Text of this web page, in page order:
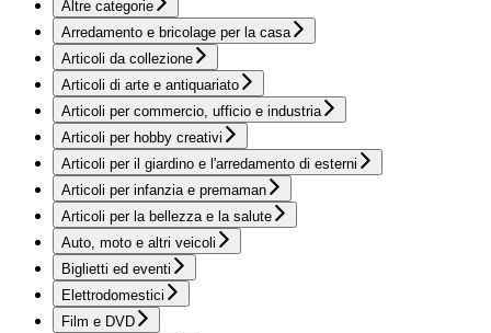
Altre categorie
Arredamento e bricolage per la casa
Articoli da collezione
Articoli di arte e antiquariato
Articoli per commercio, ufficio e industria
Articoli per hobby creativi
Articoli per il giardino e l'arredamento di esterni
Articoli per infanzia e premaman
Articoli per la bellezza e la salute
Auto, moto e altri veicoli
Biglietti ed eventi
Elettrodomestici
Film e DVD